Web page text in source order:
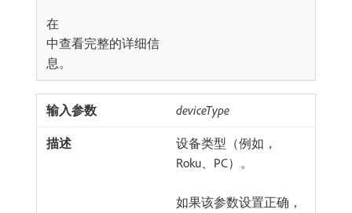
在
中查看完整的详细信
息。
deviceType
设备类型（例如，
Roku、PC）。
如果该参数设置正确，